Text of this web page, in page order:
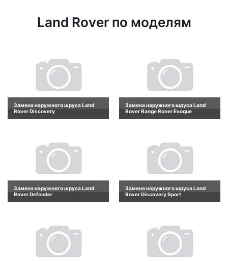
Land Rover по моделям
Замена наружного шруса Land
Rover Discovery
Замена наружного шруса Land
Rover Range Rover Evoque
Замена наружного шруса Land
Rover Defender
Замена наружного шруса Land
Rover Discovery Sport